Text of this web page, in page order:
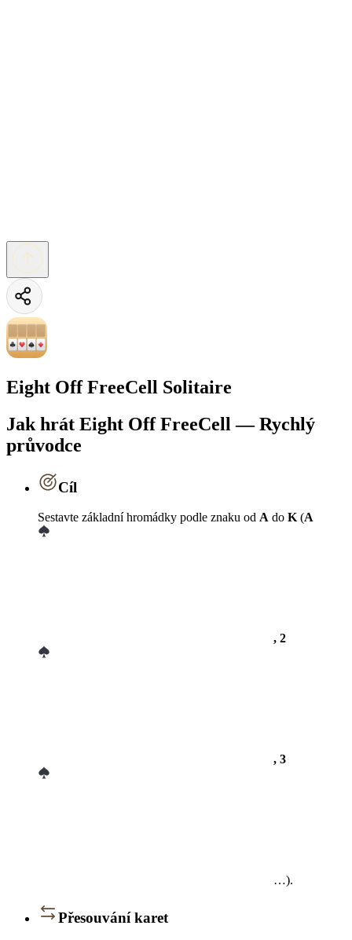
Eight Off FreeCell Solitaire
Jak hrát Eight Off FreeCell — Rychlý
průvodce
Cíl
Sestavte základní hromádky podle znaku od A do K(A
, 2
, 3
…).
Přesouvání karet